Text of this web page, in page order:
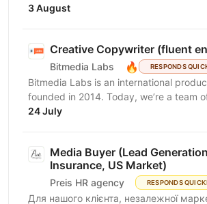
ефективні комунікації з клієнтами за
3 August
Creative Copywriter (fluent
Bitmedia Labs 🔥 RESPONDS
Bitmedia Labs is an international
founded in 2014. Today, we’re a team
specialists working globally, building
24 July
Media Buyer (Lead
Insurance, US Market)
Preis HR agency RESPONDS
Для нашого клієнта, незалежної